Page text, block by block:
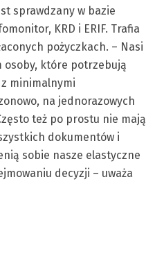
sprawdzany w bazie
KRD i ERIF. Trafia
pożyczkach. – Nasi
osoby, które potrzebują
minimalnymi
na jednorazowych
też po prostu nie mają
dokumentów i
sobie nasze elastyczne
decyzji – uważa